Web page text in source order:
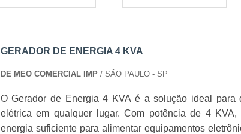
GERADOR DE ENERGIA 4 KVA
DE MEO COMERCIAL IMP / SÃO PAULO - SP
O Gerador de Energia 4 KVA é a solução ideal para
elétrica em qualquer lugar. Com potência de 4
energia suficiente para alimentar equipamentos